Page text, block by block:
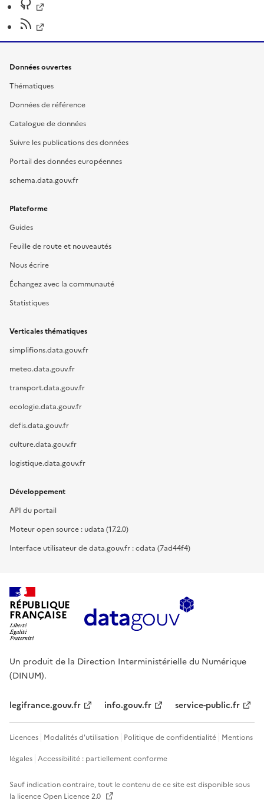
Données ouvertes
Thématiques
Données de référence
Catalogue de données
Suivre les publications des données
Portail des données européennes
schema.data.gouv.fr
Plateforme
Guides
Feuille de route et nouveautés
Nous écrire
Échangez avec la communauté
Statistiques
Verticales thématiques
simplifions.data.gouv.fr
meteo.data.gouv.fr
transport.data.gouv.fr
ecologie.data.gouv.fr
defis.data.gouv.fr
culture.data.gouv.fr
logistique.data.gouv.fr
Développement
API du portail
Moteur open source : udata (17.2.0)
Interface utilisateur de data.gouv.fr : cdata (7ad44f4)
RÉPUBLIQUE
FRANÇAISE
Un produit de la Direction Interministérielle du Numérique
(DINUM).
legifrance.gouv.fr info.gouv.fr service-public.fr
Licences Modalités d'utilisation Politique de confidentialité Mentions
légales Accessibilité : partiellement conforme
Sauf indication contraire, tout le contenu de ce site est disponible sous
la licenceOpen Licence 2.0